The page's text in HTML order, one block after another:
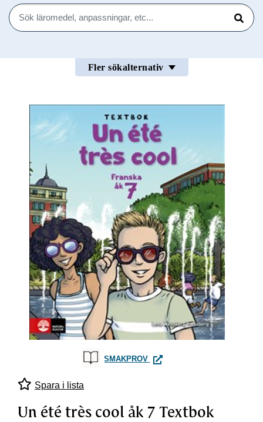
Sök
Sök
Fler sökalternativ
SMAKPROV UN ÉTÉ TRÈS COOL ÅK 7
Spara i lista
Un été très cool åk 7 Textbok